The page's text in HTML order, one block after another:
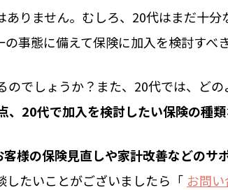
りません。むしろ、20代はまだ十分
事態に備えて保険に加入を検討すべ
でしょうか？また、20代では、ど
、20代で加入を検討したい保険の種類
様の保険見直しや家計改善などのサ
たいことがございましたら「 お問